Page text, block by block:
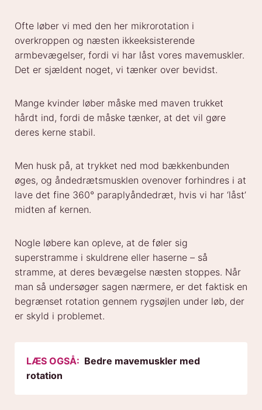
Ofte løber vi med den her mikrorotation i
overkroppen og næsten ikkeeksisterende
armbevægelser, fordi vi har låst vores mavemuskler.
Det er sjældent noget, vi tænker over bevidst.
Mange kvinder løber måske med maven trukket
hårdt ind, fordi de måske tænker, at det vil gøre
deres kerne stabil.
Men husk på, at trykket ned mod bækkenbunden
øges, og åndedrætsmusklen ovenover forhindres i at
lave det fine 360° paraplyåndedræt, hvis vi har ‘låst’
midten af kernen.
Nogle løbere kan opleve, at de føler sig
superstramme i skuldrene eller haserne – så
stramme, at deres bevægelse næsten stoppes. Når
man så undersøger sagen nærmere, er det faktisk en
begrænset rotation gennem rygsøjlen under løb, der
er skyld i problemet.
LÆS OGSÅ: Bedre mavemuskler med
rotation